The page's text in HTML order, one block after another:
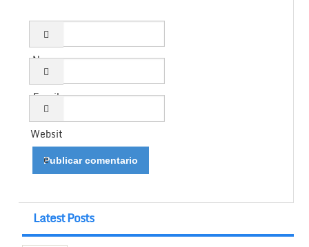
Name
Email
Websit
e
Latest Posts